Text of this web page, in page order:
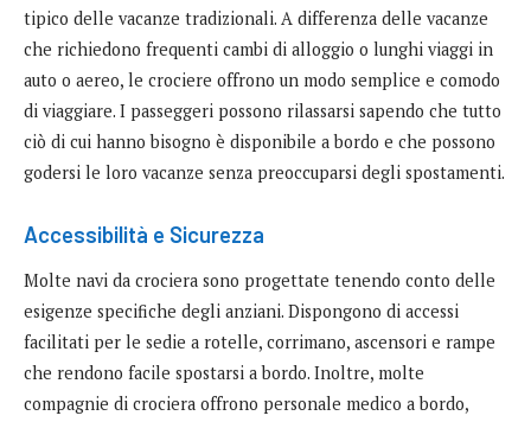
tipico delle vacanze tradizionali. A differenza delle vacanze
che richiedono frequenti cambi di alloggio o lunghi viaggi in
auto o aereo, le crociere offrono un modo semplice e comodo
di viaggiare. I passeggeri possono rilassarsi sapendo che tutto
ciò di cui hanno bisogno è disponibile a bordo e che possono
godersi le loro vacanze senza preoccuparsi degli spostamenti.
Accessibilità e Sicurezza
Molte navi da crociera sono progettate tenendo conto delle
esigenze specifiche degli anziani. Dispongono di accessi
facilitati per le sedie a rotelle, corrimano, ascensori e rampe
che rendono facile spostarsi a bordo. Inoltre, molte
compagnie di crociera offrono personale medico a bordo,